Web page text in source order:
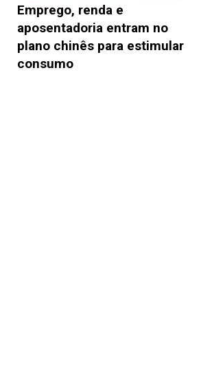
Emprego, renda e
aposentadoria entram no
plano chinês para estimular
consumo